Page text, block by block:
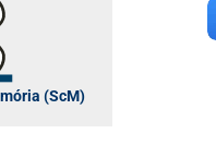
(ScM)